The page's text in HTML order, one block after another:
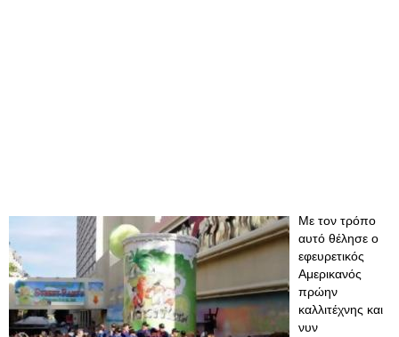
Με τον τρόπο
αυτό θέλησε ο
εφευρετικός
Αμερικανός
πρώην
καλλιτέχνης και
νυν